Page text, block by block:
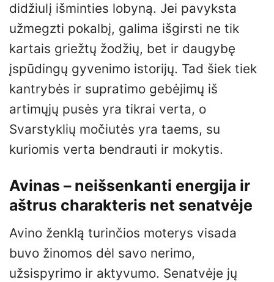
didžiulį išminties lobyną. Jei pavyksta
užmegzti pokalbį, galima išgirsti ne tik
kartais griežtų žodžių, bet ir daugybę
įspūdingų gyvenimo istorijų. Tad šiek tiek
kantrybės ir supratimo gebėjimų iš
artimųjų pusės yra tikrai verta, o
Svarstyklių močiutės yra taems, su
kuriomis verta bendrauti ir mokytis.
Avinas – neišsenkanti energija ir
aštrus charakteris net senatvėje
Avino ženklą turinčios moterys visada
buvo žinomos dėl savo nerimo,
užsispyrimo ir aktyvumo. Senatvėje jų